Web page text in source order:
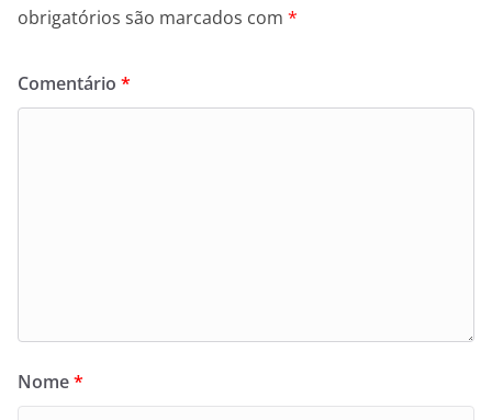
obrigatórios são marcados com *
Comentário *
Nome*